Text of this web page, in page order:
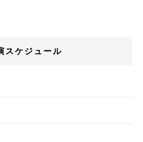
スケジュール